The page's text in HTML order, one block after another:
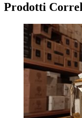
Prodotti